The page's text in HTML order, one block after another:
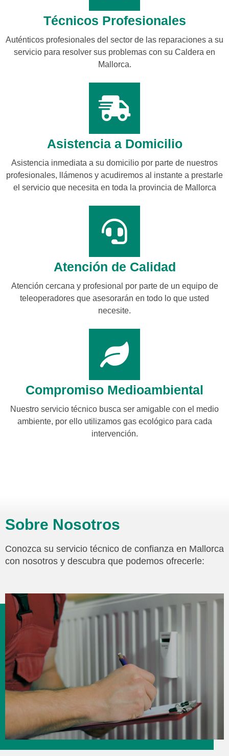
Técnicos Profesionales
Auténticos profesionales del sector de las reparaciones a su
servicio para resolver sus problemas con su Caldera en
Mallorca.
Asistencia a Domicilio
Asistencia inmediata a su domicilio por parte de nuestros
profesionales, llámenos y acudiremos al instante a prestarle
el servicio que necesita en toda la provincia de Mallorca
Atención de Calidad
Atención cercana y profesional por parte de un equipo de
teleoperadores que asesorarán en todo lo que usted
necesite.
Compromiso Medioambiental
Nuestro servicio técnico busca ser amigable con el medio
ambiente, por ello utilizamos gas ecológico para cada
intervención.
Sobre Nosotros
Conozca su servicio técnico de confianza en Mallorca
con nosotros y descubra que podemos ofrecerle: